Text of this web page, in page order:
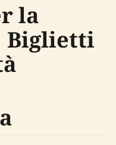
la
Biglietti